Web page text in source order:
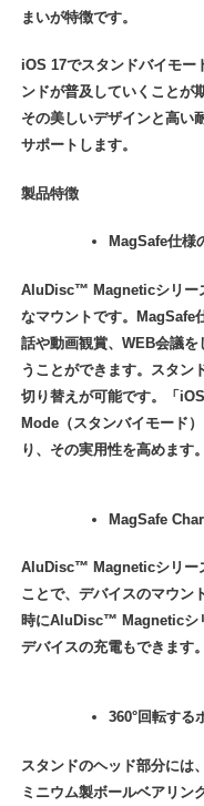
まいが特徴です。
iOS 17でスタンドバイモー
ンドが普及していくことが
その美しいデザインと高い
サポートします。
製品特徴
MagSafe仕様
AluDisc™ Magneticシリー
なマウントです。MagSafe
話や動画観賞、WEB会議
うことができます。スタン
切り替えが可能です。「
Mode（スタンバイモード
り、その実用性を高めます。
MagSafe
AluDisc™ Magneticシリー
ことで、デバイスのマウン
時にAluDisc™ Magneticシ
デバイスの充電もできます。
360°回転する
スタンドのヘッド部分には
ミニウム製ボールベアリン